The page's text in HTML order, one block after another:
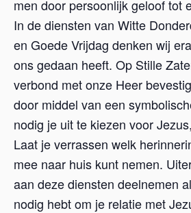
men door persoonlijk geloof tot
In de diensten van Witte
en Goede Vrijdag denken wij
ons gedaan heeft. Op Stille
verbond met onze Heer
door middel van een
nodig je uit te kiezen voor
Laat je verrassen welk
mee naar huis kunt nemen.
aan deze diensten deelnemen
nodig hebt om je relatie met